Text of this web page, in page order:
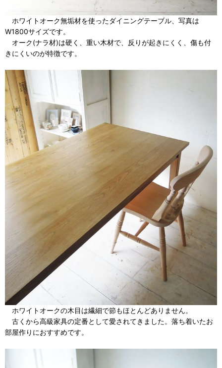
ホワイトオーク無垢材を使ったダイニングテーブル、写真は
W1800サイズです。
オーク(ナラ材)は硬く、重い木材で、反りが起きにくく、傷も付
きにくいのが特徴です。
ホワイトオークの木目は繊細で節もほとんどありません。
古くから高級家具の定番として愛されてきました。落ち着いたお
部屋作りにおすすめです。